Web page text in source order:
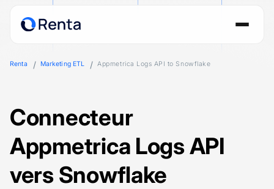
Renta Marketing ETL Appmetrica Logs API to Snowflake
Connecteur
Appmetrica Logs API
vers Snowflake